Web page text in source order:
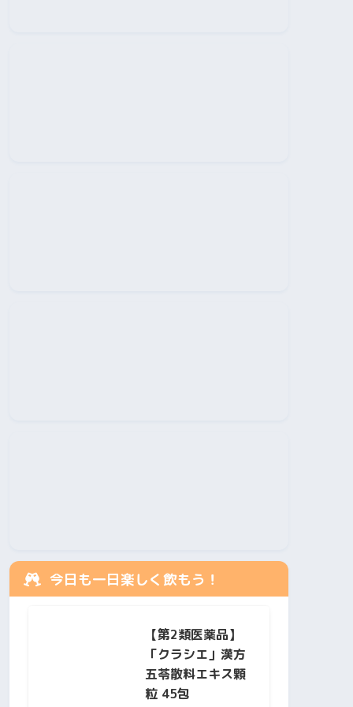
今日も一日楽しく飲もう！
【第2類医薬品】
「クラシエ」漢方
五苓散料エキス顆
粒 45包